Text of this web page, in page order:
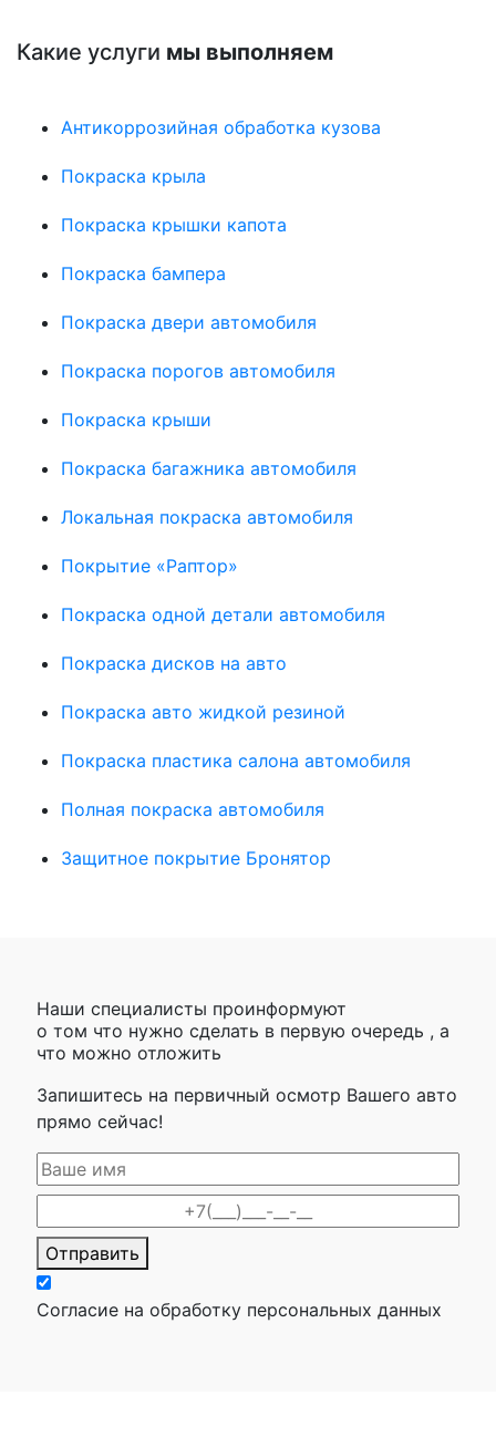
Какие услуги мы выполняем
Антикоррозийная обработка кузова
Покраска крыла
Покраска крышки капота
Покраска бампера
Покраска двери автомобиля
Покраска порогов автомобиля
Покраска крыши
Покраска багажника автомобиля
Локальная покраска автомобиля
Покрытие «Раптор»
Покраска одной детали автомобиля
Покраска дисков на авто
Покраска авто жидкой резиной
Покраска пластика салона автомобиля
Полная покраска автомобиля
Защитное покрытие Бронятор
Наши специалисты проинформуют
о том что нужно сделать в первую очередь , а
что можно отложить
Запишитесь на первичный осмотр Вашего авто
прямо сейчас!
Отправить
Согласие на обработку персональных данных